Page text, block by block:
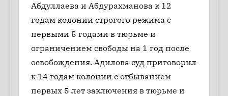
Абдуллаева и Абдурахманова к 12
годам колонии строгого режима с
первыми 5 годами в тюрьме и
ограничением свободы на 1 год после
освобождения. Адилова суд приговорил
к 14 годам колонии с отбыванием
первых 5 лет заключения в тюрьме и